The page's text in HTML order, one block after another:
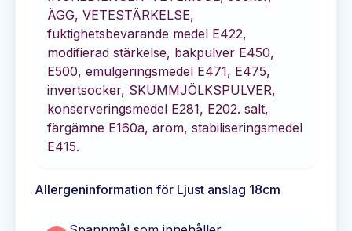
ÄGG, VETESTÄRKELSE,
fuktighetsbevarande medel E422,
modifierad stärkelse, bakpulver E450,
E500, emulgeringsmedel E471, E475,
invertsocker, SKUMMJÖLKSPULVER,
konserveringsmedel E281, E202. salt,
färgämne E160a, arom, stabiliseringsmedel
E415.
Allergeninformation för Ljust anslag 18cm